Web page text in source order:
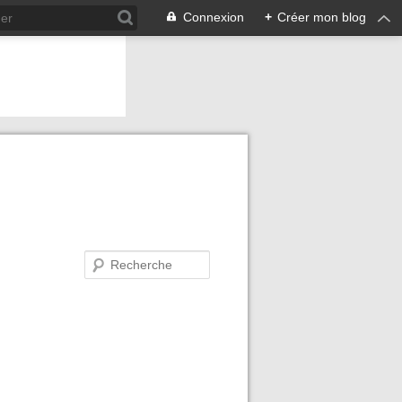
Connexion + Créer mon blog